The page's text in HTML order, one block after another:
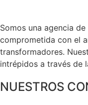
Somos una agencia
comprometida con el
transformadores.
intrépidos a través de
NUESTROS